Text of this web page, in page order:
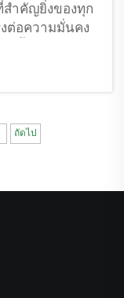
ำคัญยิ่งของทุก
งต่อความมั่นคง
บน้ำหนัก และ
ากฐานแบบ
งหลายชนิด...
ถัดไป